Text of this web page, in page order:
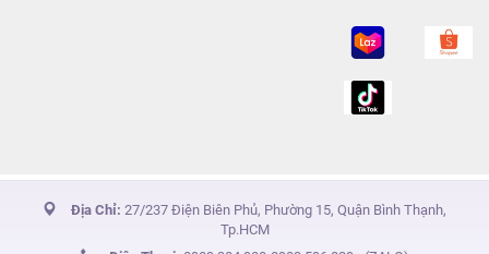
Địa Chỉ: 27/237 Điện Biên Phủ, Phường 15, Quận Bình Thạnh,
Tp.HCM